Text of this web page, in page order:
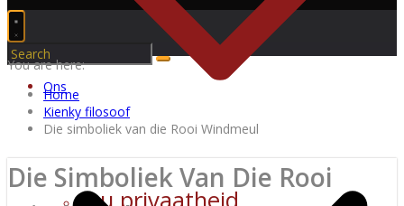
Ons
You are here:
Home
Kienky filosoof
Die simboliek van die Rooi Windmeul
Die Simboliek Van Die Rooi